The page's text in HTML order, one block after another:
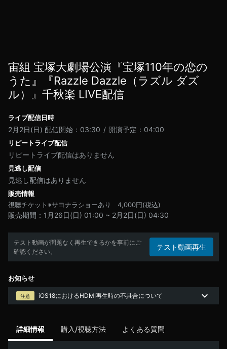
宙組 宝塚大劇場公演『宝塚110年の恋の
うた』『Razzle Dazzle（ラズル ダズ
ル）』千秋楽 LIVE配信
ライブ配信日時
2月2日(日) 配信開始：03:30 開演予定：04:00
リピートライブ配信
リピートライブ配信はありません
見逃し配信
見逃し配信はありません
販売情報
視聴チケット※サヨナラショーあり
4,000円(税込)
販売期間 1月26日(日) 01:00 ~ 2月2日(日) 04:30
テスト動画が問題なく再生できるかを事前にご
確認ください。
テスト動画再生
お知らせ
注意 iOS18におけるHDMI再生時の不具合について
詳細情報 購入/視聴方法 よくある質問